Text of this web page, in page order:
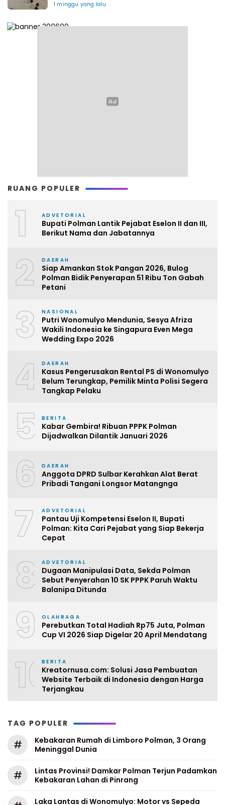
1 minggu yang lalu
RUANG POPULER
1 ADVETORIAL
Bupati Polman Lantik Pejabat Eselon II dan III,
Berikut Nama dan Jabatannya
2 DAERAH
Siap Amankan Stok Pangan 2026, Bulog
Polman Bidik Penyerapan 51 Ribu Ton Gabah
Petani
3 NASIONAL
Putri Wonomulyo Mendunia, Sesya Afriza
Wakili Indonesia ke Singapura Even Mega
Wedding Expo 2026
4 DAERAH
Kasus Pengerusakan Rental PS di Wonomulyo
Belum Terungkap, Pemilik Minta Polisi Segera
Tangkap Pelaku
5 BERITA
Kabar Gembira! Ribuan PPPK Polman
Dijadwalkan Dilantik Januari 2026
6 DAERAH
Anggota DPRD Sulbar Kerahkan Alat Berat
Pribadi Tangani Longsor Matangnga
7 ADVETORIAL
Pantau Uji Kompetensi Eselon II, Bupati
Polman: Kita Cari Pejabat yang Siap Bekerja
Cepat
8 ADVETORIAL
Dugaan Manipulasi Data, Sekda Polman
Sebut Penyerahan 10 SK PPPK Paruh Waktu
Balanipa Ditunda
9 OLAHRAGA
Perebutkan Total Hadiah Rp75 Juta, Polman
Cup VI 2026 Siap Digelar 20 April Mendatang
10BERITA
Kreatornusa.com: Solusi Jasa Pembuatan
Website Terbaik di Indonesia dengan Harga
Terjangkau
TAG POPULER
#
Kebakaran Rumah di Limboro Polman, 3 Orang
Meninggal Dunia
#
Lintas Provinsi! Damkar Polman Terjun Padamkan
Kebakaran Lahan di Pinrang
Laka Lantas di Wonomulyo: Motor vs Sepeda